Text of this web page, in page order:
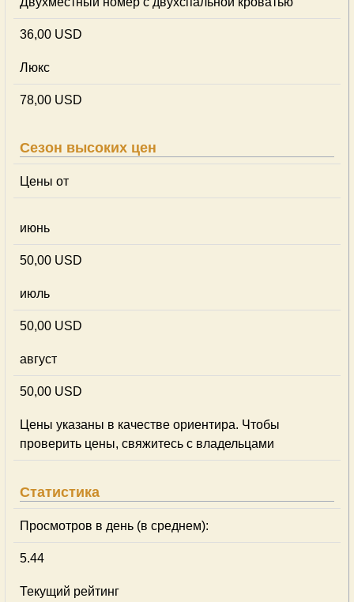
36,00 USD
Люкс
78,00 USD
Сезон высоких цен
Цены от
июнь
50,00 USD
июль
50,00 USD
август
50,00 USD
Цены указаны в качестве ориентира. Чтобы
проверить цены, свяжитесь с владельцами
Статистика
Просмотров в день (в среднем):
5.44
Текущий рейтинг